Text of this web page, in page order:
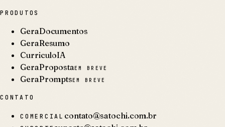
PRODUTOS
GeraDocumentos
GeraResumo
CurriculoIA
GeraPropostaEM BREVE
GeraPromptsEM BREVE
CONTATO
COMERCIAL contato@satochi.com.br